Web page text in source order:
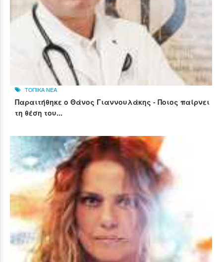
ΤΟΠΙΚΑ ΝΕΑ
Παραιτήθηκε ο Θάνος Γιαννουλάκης - Ποιος παίρνει
τη θέση του...